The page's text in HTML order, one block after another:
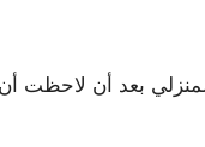
بعد أن لاحظت